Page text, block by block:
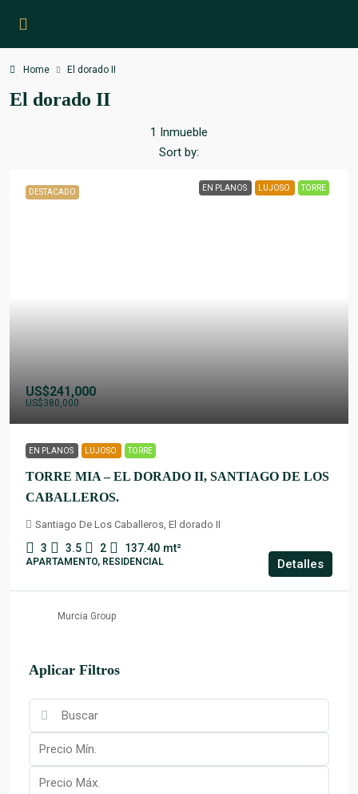
Home El dorado II
El dorado II
1 Inmueble
Sort by:
DESTACADO EN PLANOS LUJOSO TORRE
US$241,000
US$380,000
EN PLANOS LUJOSO TORRE
TORRE MIA – EL DORADO II, SANTIAGO DE LOS
CABALLEROS.
Santiago De Los Caballeros, El dorado II
3 3.5 2 137.40 mt²
APARTAMENTO, RESIDENCIAL Detalles
Murcia Group
Aplicar Filtros